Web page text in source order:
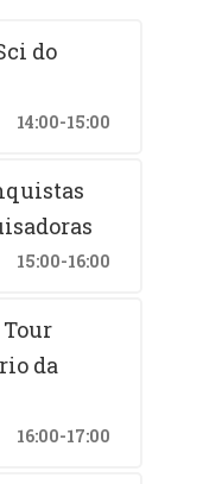
do
14:00-15:00
15:00-16:00
da
16:00-17:00